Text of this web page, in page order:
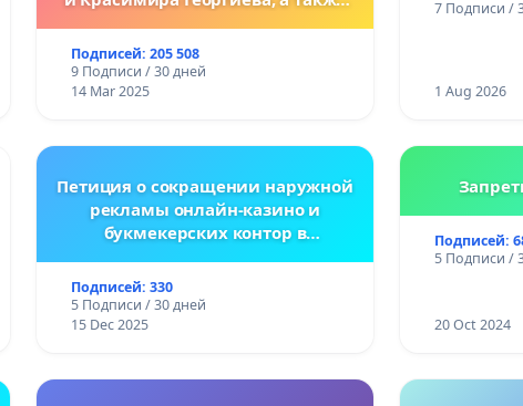
предусматривающие более
жесткие наказания за
преступления против животных!
Подписей: 205 508
9 Подписи / 30 дней
14 Mar 2025
7 Подписи /
1 Aug 2026
Петиция о сокращении наружной
рекламы онлайн-казино и
букмекерских контор в
Подписей: 330
5 Подписи / 30 дней
15 Dec 2025
Подписей:
5 Подписи /
20 Oct 2024